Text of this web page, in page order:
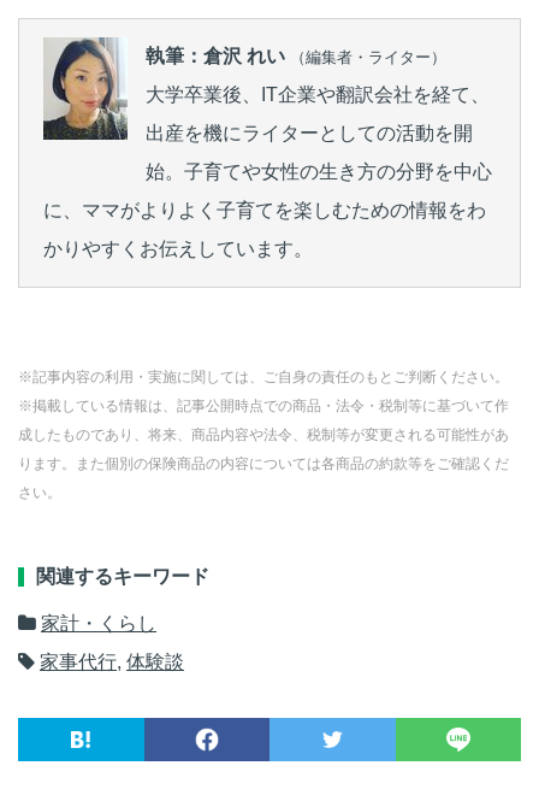
執筆：倉沢 れい （編集者・ライター）
大学卒業後、IT企業や翻訳会社を経て、
出産を機にライターとしての活動を開
始。子育てや女性の生き方の分野を中心
に、ママがよりよく子育てを楽しむための情報をわ
かりやすくお伝えしています。
※記事内容の利用・実施に関しては、ご自身の責任のもとご判断ください。
※掲載している情報は、記事公開時点での商品・法令・税制等に基づいて作
成したものであり、将来、商品内容や法令、税制等が変更される可能性があ
ります。また個別の保険商品の内容については各商品の約款等をご確認くだ
さい。
関連するキーワード
家計・くらし
家事代行, 体験談